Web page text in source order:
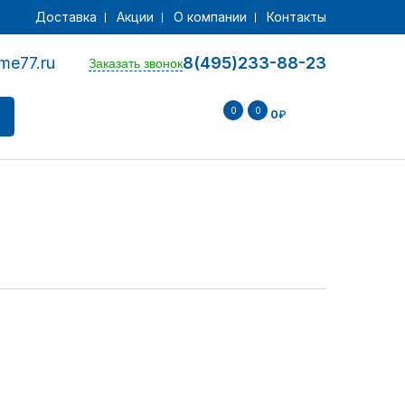
Доставка Акции О компании Контакты
8(495)233-88-23
Заказать звонок
0 0 0₽